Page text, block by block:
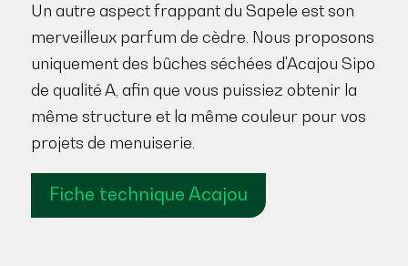
Un autre aspect frappant du Sapele est son
merveilleux parfum de cèdre. Nous proposons
uniquement des bûches séchées d'Acajou Sipo
de qualité A, afin que vous puissiez obtenir la
même structure et la même couleur pour vos
projets de menuiserie.
Fiche technique Acajou